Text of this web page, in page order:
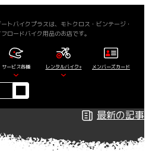
トバイクプラスは、モトクロス・ビンテージ・
フロードバイク用品のお店です。
サービス各種 レンタルバイク+ メンバーズカード
最新の記事